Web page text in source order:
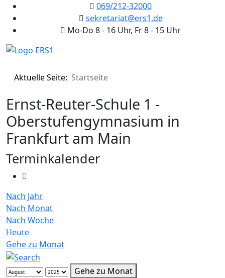
069/212-32000
sekretariat@ers1.de
Mo-Do 8 - 16 Uhr, Fr 8 - 15 Uhr
Aktuelle Seite: Startseite
Ernst-Reuter-Schule 1 -
Oberstufengymnasium in
Frankfurt am Main
Terminkalender
Nach Jahr
Nach Monat
Nach Woche
Heute
Gehe zu Monat
Gehe zu Monat